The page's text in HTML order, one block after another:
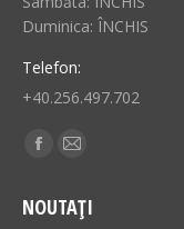
Duminica: ÎNCHIS
Telefon:
+40.256.497.702
Find us on:
Facebook
opens
Mail
opens
NOUTAȚI